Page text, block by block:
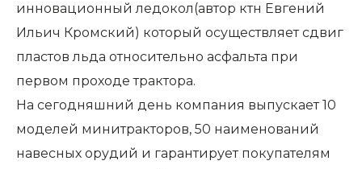
инновационный ледокол(автор ктн Евгений
Ильич Кромский) который осуществляет сдвиг
пластов льда относительно асфальта при
первом проходе трактора.
На сегодняшний день компания выпускает 10
моделей минитракторов, 50 наименований
навесных орудий и гарантирует покупателям